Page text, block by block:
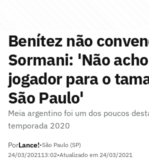
Benítez não
Sormani: 'Não
jogador para o
São Paulo'
Meia argentino foi um dos poucos
temporada 2020
PorLance!•São Paulo (SP)
24/03/202113:02•Atualizado em 24/03/2021